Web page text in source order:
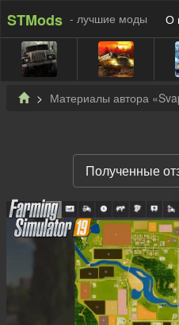
STMods - лучшие моды О
Материалы автора
Полученные